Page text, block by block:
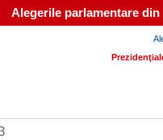
Alegerile parlamentare